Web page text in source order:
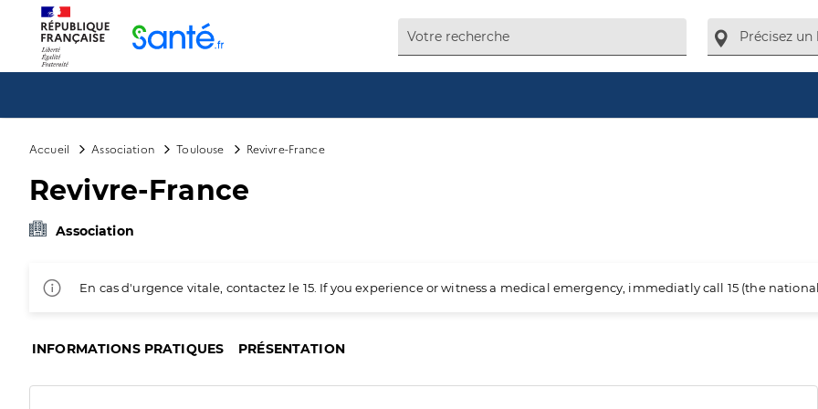
Accueil Association Toulouse Revivre-France
Revivre-France
Association
En cas d'urgence vitale, contactez le 15. If you experience or witness a medical emergency, immediatly call 15 (the
INFORMATIONS PRATIQUES PRÉSENTATION
Panneau de gestion des cookies